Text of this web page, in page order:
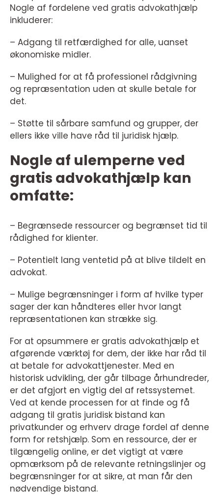
Nogle af fordelene ved gratis advokathjælp
inkluderer:
– Adgang til retfærdighed for alle, uanset
økonomiske midler.
– Mulighed for at få professionel rådgivning
og repræsentation uden at skulle betale for
det.
– Støtte til sårbare samfund og grupper, der
ellers ikke ville have råd til juridisk hjælp.
Nogle af ulemperne ved
gratis advokathjælp kan
omfatte:
– Begrænsede ressourcer og begrænset tid til
rådighed for klienter.
– Potentielt lang ventetid på at blive tildelt en
advokat.
– Mulige begrænsninger i form af hvilke typer
sager der kan håndteres eller hvor langt
repræsentationen kan strække sig.
For at opsummere er gratis advokathjælp et
afgørende værktøj for dem, der ikke har råd til
at betale for advokattjenester. Med en
historisk udvikling, der går tilbage århundreder,
er det afgjort en vigtig del af retssystemet.
Ved at kende processen for at finde og få
adgang til gratis juridisk bistand kan
privatkunder og erhverv drage fordel af denne
form for retshjælp. Som en ressource, der er
tilgængelig online, er det vigtigt at være
opmærksom på de relevante retningslinjer og
begrænsninger for at sikre, at man får den
nødvendige bistand.